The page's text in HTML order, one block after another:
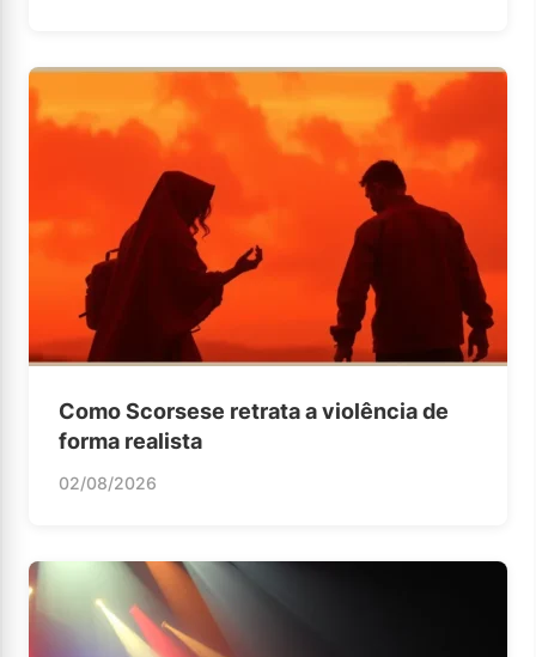
Como Scorsese retrata a violência de
forma realista
02/08/2026